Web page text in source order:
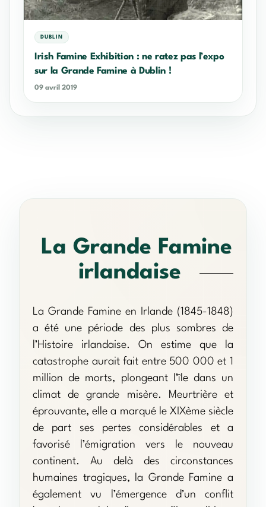
DUBLIN
Irish Famine Exhibition : ne ratez pas l’expo
sur la Grande Famine à Dublin !
09 avril 2019
La Grande Famine
irlandaise
La Grande Famine en Irlande (1845-1848)
a été une période des plus sombres de
l’Histoire irlandaise. On estime que la
catastrophe aurait fait entre 500 000 et 1
million de morts, plongeant l’île dans un
climat de grande misère. Meurtrière et
éprouvante, elle a marqué le XIXème siècle
de part ses pertes considérables et a
favorisé l’émigration vers le nouveau
continent. Au delà des circonstances
humaines tragiques, la Grande Famine a
également vu l’émergence d’un conflit